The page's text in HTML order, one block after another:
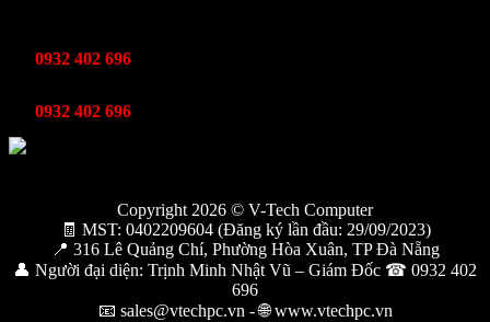
0932 402 696
0932 402 696
Copyright 2026 © V-Tech Computer
🧾 MST: 0402209604 (Đăng ký lần đầu: 29/09/2023)
📍 316 Lê Quảng Chí, Phường Hòa Xuân, TP Đà Nẵng
👤 Người đại diện: Trịnh Minh Nhật Vũ – Giám Đốc ☎ 0932 402
696
📧 sales@vtechpc.vn - 🌐 www.vtechpc.vn